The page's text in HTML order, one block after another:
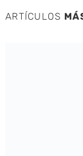
ARTÍCULOS